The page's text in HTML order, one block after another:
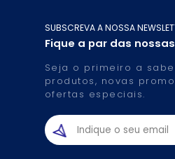
SUBSCREVA A NOSSA
Fique a par das
Seja o primeiro a
produtos, novas
ofertas especiais.